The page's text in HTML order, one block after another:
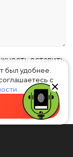
оставить
был удобнее.
с